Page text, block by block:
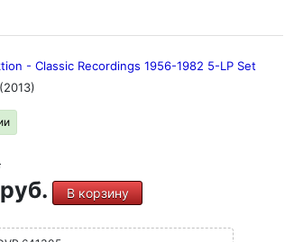
- Classic Recordings 1956-1982 5-LP Set
(2013)
В корзину